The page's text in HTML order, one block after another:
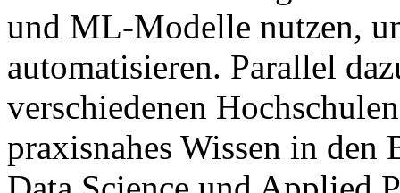
und ML-Modelle nutzen,
automatisieren. Parallel
verschiedenen
praxisnahes Wissen in den